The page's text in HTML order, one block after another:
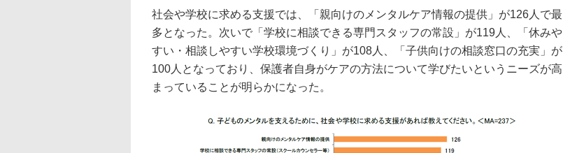
社会や学校に求める支援では、「親向けのメンタルケア情報の提供」が126人で最
多となった。次いで「学校に相談できる専門スタッフの常設」が119人、「休みや
すい・相談しやすい学校環境づくり」が108人、「子供向けの相談窓口の充実」が
100人となっており、保護者自身がケアの方法について学びたいというニーズが高
まっていることが明らかになった。